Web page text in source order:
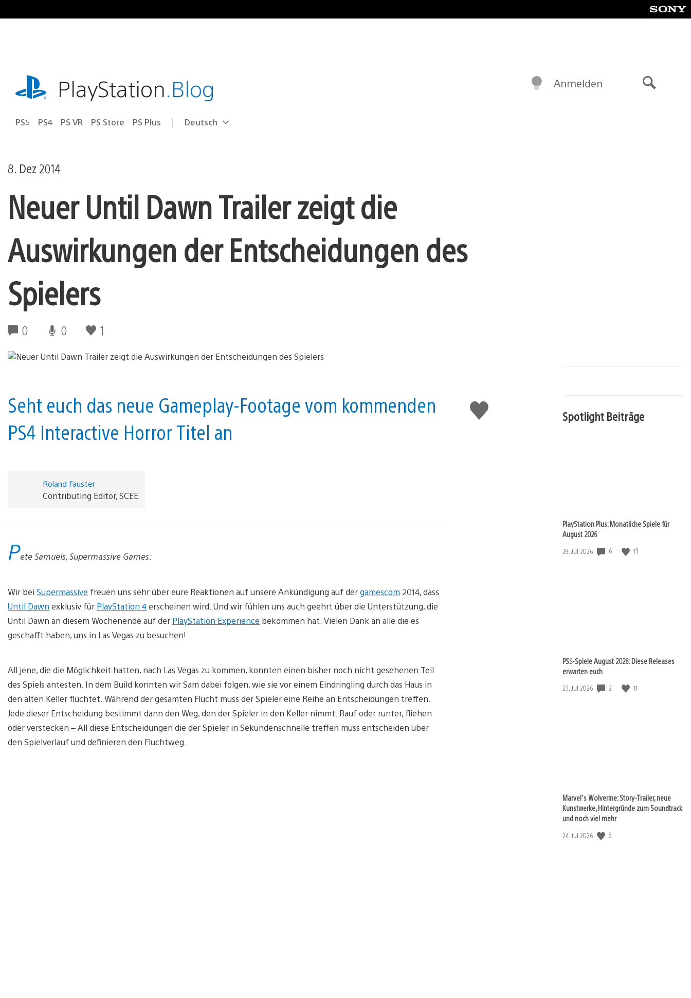
Inhalt
playstation.comPlayStation.Blog
PS5 PS4 PS VR PS Store PS Plus Select
Aktuelle
Deutsch
Anmelden
8. Dez 2014
Neuer Until Dawn Trailer zeigt die
Auswirkungen der Entscheidungen des
Spielers
0 0 1
Gefällt
mir
Seht euch das neue Gameplay-Footage vom kommenden
PS4 Interactive Horror Titel an
Roland Fauster
Contributing Editor, SCEE
Pete Samuels, Supermassive Games:
Wir bei Supermassive freuen uns sehr über eure Reaktionen auf unsere Ankündigung auf dergamescom 2014, dass
Until Dawn exklusiv für PlayStation 4erscheinen wird. Und wir fühlen uns auch geehrt über die Unterstützung, die
Until Dawn an diesem Wochenende auf der PlayStation Experience bekommen hat. Vielen Dank an alle die es
geschafft haben, uns in Las Vegas zu besuchen!
All jene, die die Möglichkeit hatten, nach Las Vegas zu kommen, konnten einen bisher noch nicht gesehenen Teil
des Spiels antesten. In dem Build konnten wir Sam dabei folgen, wie sie vor einem Eindringling durch das Haus in
den alten Keller flüchtet. Während der gesamten Flucht muss der Spieler eine Reihe an Entscheidungen treffen.
Jede dieser Entscheidung bestimmt dann den Weg, den der Spieler in den Keller nimmt. Rauf oder runter, fliehen
oder verstecken – All diese Entscheidungen die der Spieler in Sekundenschnelle treffen muss entscheiden über
den Spielverlauf und definieren den Fluchtweg.
Spotlight Beiträge
PlayStation Plus: Monatliche Spiele für
August 2026
Veröffentlichungsdatum:
28. Jul 2026 6 13
PS5-Spiele August 2026: Diese Releases
erwarten euch
Veröffentlichungsdatum:
23. Jul 2026 2 11
Marvel‘s Wolverine: Story-Trailer, neue
Kunstwerke, Hintergründe zum Soundtrack
und noch viel mehr
Veröffentlichungsdatum:
24. Jul 2026 8